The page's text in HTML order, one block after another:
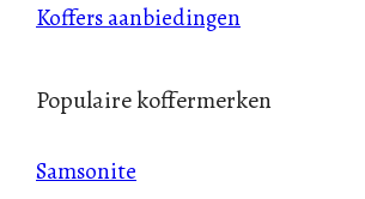
Koffers aanbiedingen
Populaire koffermerken
Samsonite